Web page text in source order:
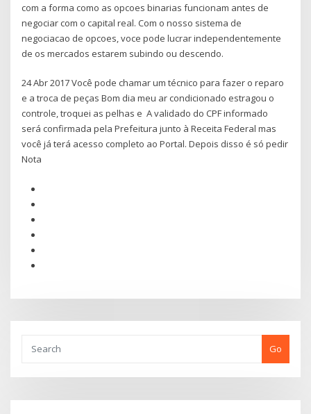
com a forma como as opcoes binarias funcionam antes de
negociar com o capital real. Com o nosso sistema de
negociacao de opcoes, voce pode lucrar independentemente
de os mercados estarem subindo ou descendo.
24 Abr 2017 Você pode chamar um técnico para fazer o reparo
e a troca de peças Bom dia meu ar condicionado estragou o
controle, troquei as pelhas e A validado do CPF informado
será confirmada pela Prefeitura junto à Receita Federal mas
você já terá acesso completo ao Portal. Depois disso é só pedir
Nota
Go